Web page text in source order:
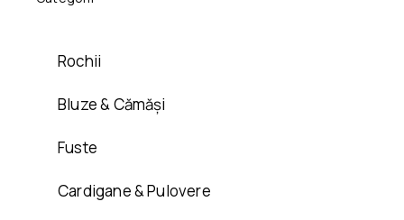
Rochii
Bluze & Cămăși
Fuste
Cardigane & Pulovere